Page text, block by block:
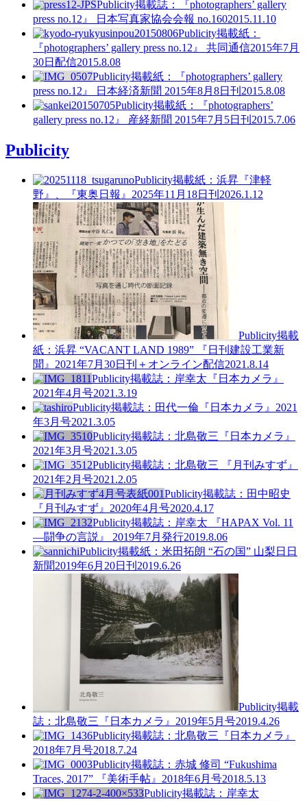
Publicity掲載誌：『photographers’ gallery
press no.12』 日本写真家協会会報 no.1602015.11.10
Publicity掲載紙：
『photographers’ gallery press no.12』 共同通信2015年7月
30日配信2015.8.08
Publicity掲載紙：『photographers’ gallery
press no.12』 日本経済新聞 2015年8月8日刊 2015.8.08
Publicity掲載紙：『photographers’
gallery press no.12』 産経新聞 2015年7月5日刊 2015.7.06
Publicity
Publicity掲載紙：浜昇『津軽
野』、『東奥日報』2025年11月18日刊 2026.1.12
Publicity掲載
紙：浜昇 “VACANT LAND 1989” 『日刊建設工業新
聞』2021年7月30日刊＋オンライン配信2021.8.14
Publicity掲載誌：岸幸太『日本カメラ』
2021年4月号2021.3.19
Publicity掲載誌：田代一倫『日本カメラ』2021
年3月号2021.3.05
Publicity掲載誌：北島敬三『日本カメラ』
2021年3月号2021.3.05
Publicity掲載誌：北島敬三 『月刊みすず』
2021年2月号2021.2.05
Publicity掲載誌：田中昭史
『月刊みすず』2020年4月号2020.4.17
Publicity掲載誌：岸幸太 『HAPAX Vol. 11
—闘争の言説』 2019年7月発行2019.8.06
Publicity掲載紙：米田拓朗 “石の国” 山梨日日
新聞2019年6月20日刊 2019.6.26
Publicity掲載
誌：北島敬三『日本カメラ』2019年5月号2019.4.26
Publicity掲載誌：北島敬三『日本カメラ』
2018年7月号2018.7.24
Publicity掲載誌：赤城 修司 “Fukushima
Traces, 2017” 『美術手帖』2018年6月号2018.5.13
Publicity掲載誌：岸幸太